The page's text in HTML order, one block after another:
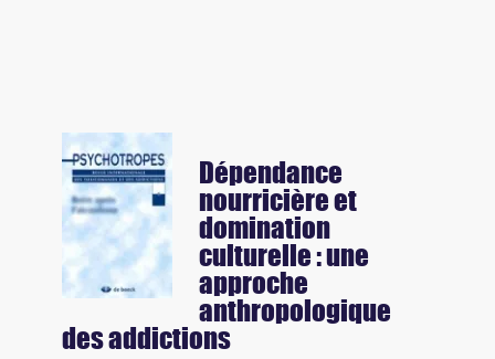
Dépendance
nourricière et
domination
culturelle : une
approche
anthropologique
des addictions